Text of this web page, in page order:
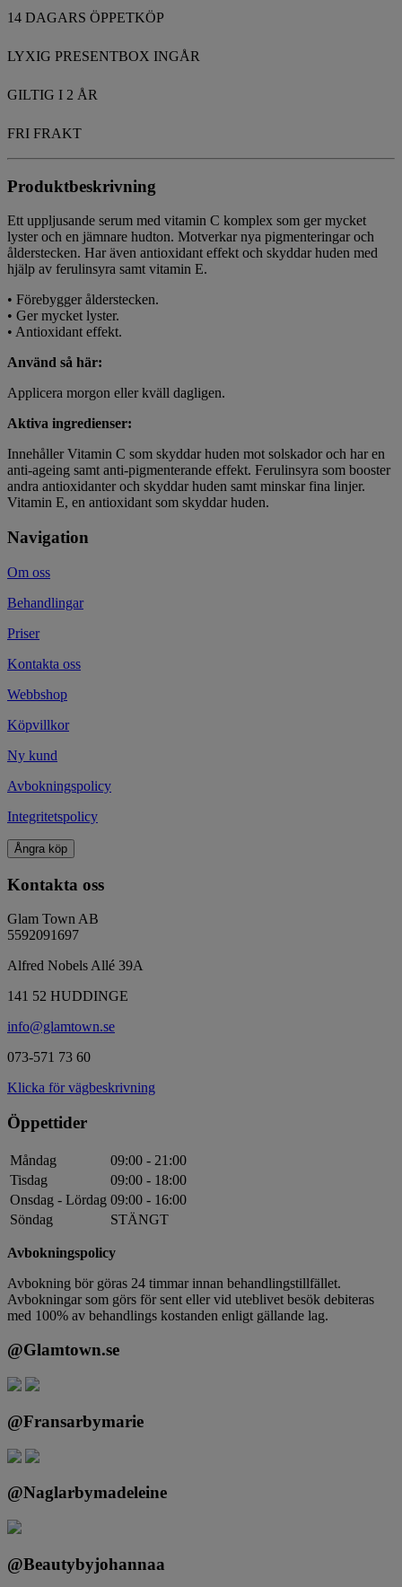
14 DAGARS ÖPPETKÖP
LYXIG PRESENTBOX INGÅR
GILTIG I 2 ÅR
FRI FRAKT
Produktbeskrivning
Ett uppljusande serum med vitamin C komplex som ger mycket
lyster och en jämnare hudton. Motverkar nya pigmenteringar och
ålderstecken. Har även antioxidant effekt och skyddar huden med
hjälp av ferulinsyra samt vitamin E.
• Förebygger ålderstecken.
• Ger mycket lyster.
• Antioxidant effekt.
Använd så här:
Applicera morgon eller kväll dagligen.
Aktiva ingredienser:
Innehåller Vitamin C som skyddar huden mot solskador och har en
anti-ageing samt anti-pigmenterande effekt. Ferulinsyra som booster
andra antioxidanter och skyddar huden samt minskar fina linjer.
Vitamin E, en antioxidant som skyddar huden.
Navigation
Om oss
Behandlingar
Priser
Kontakta oss
Webbshop
Köpvillkor
Ny kund
Avbokningspolicy
Integritetspolicy
Ångra köp
Kontakta oss
Glam Town AB
5592091697
Alfred Nobels Allé 39A
141 52 HUDDINGE
info@glamtown.se
073-571 73 60
Klicka för vägbeskrivning
Öppettider
Måndag
09:00 - 21:00
Tisdag
09:00 - 18:00
Onsdag - Lördag 09:00 - 16:00
Söndag
STÄNGT
Avbokningspolicy
Avbokning bör göras 24 timmar innan behandlingstillfället.
Avbokningar som görs för sent eller vid uteblivet besök debiteras
med 100% av behandlings kostanden enligt gällande lag.
@Glamtown.se
@Fransarbymarie
@Naglarbymadeleine
@Beautybyjohannaa